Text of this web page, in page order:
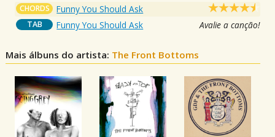
CHORDS Funny You Should Ask
TAB Funny You Should Ask Avalie a canção!
Mais álbuns do artista: The Front Bottoms